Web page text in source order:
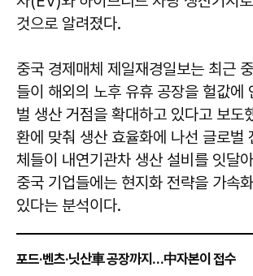
것으로 알려졌다.
중국 경제매체 제일재경일보는 최근
들이 해외의 노후 유휴 공장을 헐값에
벌 생산 거점을 확대하고 있다고 보도
환에 맞춰 생산 효율화에 나선 글로벌
체들이 내연기관차 생산 설비를 잇달
중국 기업들에는 현지화 전략을 가속
있다는 분석이다.
포드·벤츠·닛산車 공장까지…中자본이 접수